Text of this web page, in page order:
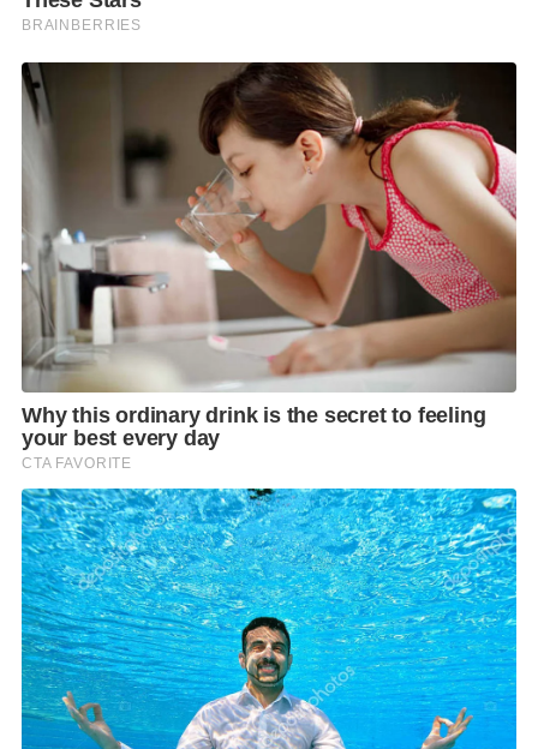
ขอเชิญร่วมงาน HEART OF CARE HEALTH FAIR 2025
ระหว่างวันที่ 5-9 กันยายน 2568 เวลา 11.00-20.00 น. ณ
ลานลิฟต์แก้ว ชั้น 1 ศูนย์การค้าเซ็นทรัลพระราม 2
ติดตามรายละเอียดเพิ่มเติมได้ที่ช่องทาง Facebook
Fanpage : Bangpakok 9 International Hospital โรง
พยาบาลบางปะกอก 9 อินเตอร์เนชั่นแนล และช่องทาง
Social Media ต่างๆ ของโรงพยาบาล หรือ BPK HOTLINE